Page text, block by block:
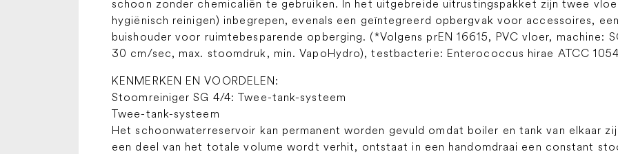
schoon zonder chemicaliën te gebruiken. In het uitgebreide uitrustingspakket zijn twee
hygiënisch reinigen) inbegrepen, evenals een geïntegreerd opbergvak voor accessoires,
buishouder voor ruimtebesparende opberging. (*Volgens prEN 16615, PVC vloer, machine:
30 cm/sec, max. stoomdruk, min. VapoHydro), testbacterie: Enterococcus hirae ATCC
KENMERKEN EN VOORDELEN:
Stoomreiniger SG 4/4: Twee-tank-systeem
Twee-tank-systeem
Het schoonwaterreservoir kan permanent worden gevuld omdat boiler en tank van elkaar
een deel van het totale volume wordt verhit, ontstaat in een handomdraai een constant